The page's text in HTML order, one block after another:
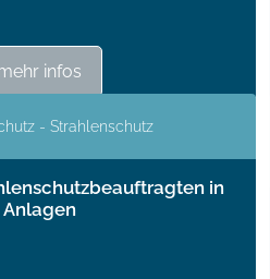
infos
- Strahlenschutz
in